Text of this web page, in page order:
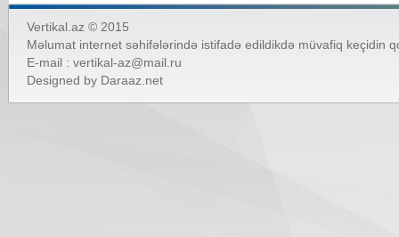
Vertikal.az © 2015
Məlumat internet səhifələrində istifadə edildikdə müvafiq keçidin
E-mail : vertikal-az@mail.ru
Designed by Daraaz.net